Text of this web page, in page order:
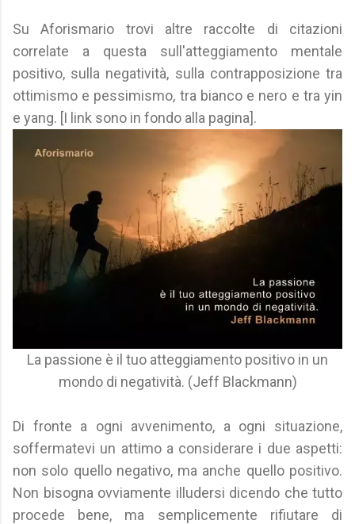
Su Aforismario trovi altre raccolte di citazioni
correlate a questa sull'atteggiamento mentale
positivo, sulla negatività, sulla contrapposizione tra
ottimismo e pessimismo, tra bianco e nero e tra yin
e yang. [I link sono in fondo alla pagina].
La passione è il tuo atteggiamento positivo in un
mondo di negatività. (Jeff Blackmann)
Di fronte a ogni avvenimento, a ogni situazione,
soffermatevi un attimo a considerare i due aspetti:
non solo quello negativo, ma anche quello positivo.
Non bisogna ovviamente illudersi dicendo che tutto
procede bene, ma semplicemente rifiutare di